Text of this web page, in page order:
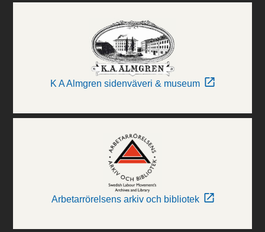
K A Almgren sidenväveri & museum
Arbetarrörelsens arkiv och bibliotek